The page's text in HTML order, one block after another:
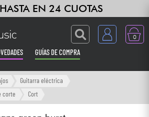
EN 24 CUOTAS
0
GUÍAS DE COMPRA
Guitarra eléctrica
corte
Cort